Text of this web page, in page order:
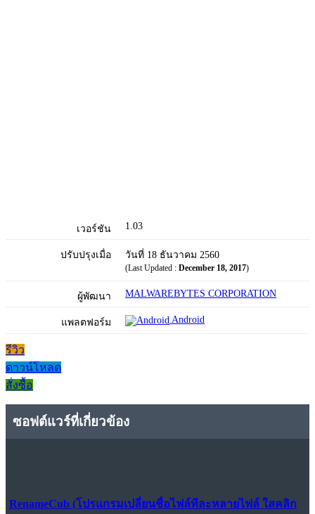
เวอร์ชัน 1.03
ปรับปรุงเมื่อ วันที่ 18 ธันวาคม 2560
(Last Updated : December 18, 2017)
ผู้พัฒนา MALWAREBYTES CORPORATION
แพลตฟอร์ม Android
รีวิว
ดาวน์โหลด
สั่งซื้อ
ซอฟต์แวร์ที่เกี่ยวข้อง
RenameCub (โปรแกรมเปลี่ยนชื่อไฟล์ทีละหลายไฟล์ ใสคลิก